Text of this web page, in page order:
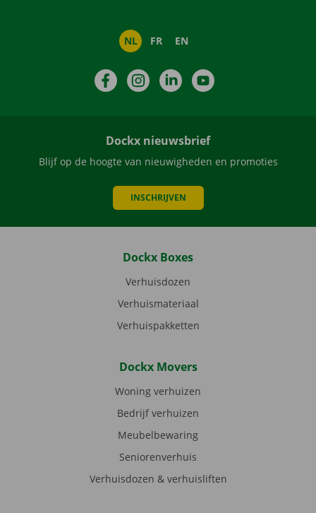
NL FR EN
FacebookInstagramLinkedIn
Dockx nieuwsbrief
Blijf op de hoogte van nieuwigheden en promoties
INSCHRIJVEN
Dockx Boxes
Verhuisdozen
Verhuismateriaal
Verhuispakketten
Dockx Movers
Woning verhuizen
Bedrijf verhuizen
Meubelbewaring
Seniorenverhuis
Verhuisdozen & verhuisliften